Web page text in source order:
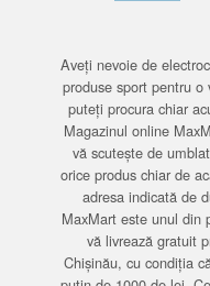
Aveți nevoie de
produse sport pentru
puteți procura chiar
Magazinul online
vă scutește de
orice produs chiar de
adresa indicată de
MaxMart este unul din
vă livrează gratuit
Chișinău, cu condiția